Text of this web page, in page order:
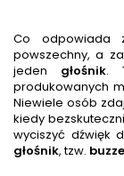
Co odpowiada
powszechny, a
jeden głośnik.
produkowanych
Niewiele osób
kiedy
wyciszyć dźwięk
głośnik, tzw.